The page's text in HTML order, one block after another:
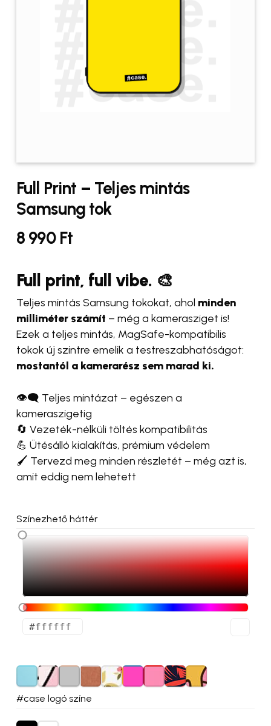
Full Print – Teljes mintás
Samsung tok
8 990 Ft
Full print, full vibe. 🎨
Teljes mintás Samsung tokokat, ahol minden
milliméter számít – még a kamerasziget is!
Ezek a teljes mintás, MagSafe-kompatibilis
tokok új szintre emelik a testreszabhatóságot:
mostantól a kamerarész sem marad ki.
👁‍🗨 Teljes mintázat – egészen a
kameraszigetig
🔄 Vezeték-nélküli töltés kompatibilitás
💪 Ütésálló kialakítás, prémium védelem
🖌️ Tervezd meg minden részletét – még azt is,
amit eddig nem lehetett
Színezhető háttér
#case logó színe
hozzászólásomhoz.